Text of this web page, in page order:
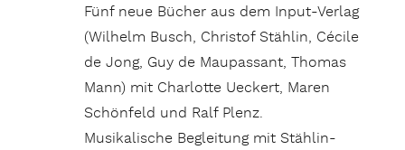
Fünf neue Bücher aus dem Input-Verlag
(Wilhelm Busch, Christof Stählin, Cécile
de Jong, Guy de Maupassant, Thomas
Mann) mit Charlotte Ueckert, Maren
Schönfeld und Ralf Plenz.
Musikalische Begleitung mit Stählin-